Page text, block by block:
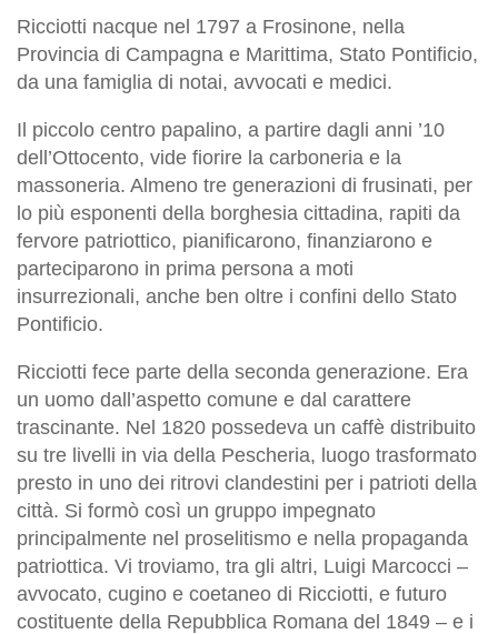
Ricciotti nacque nel 1797 a Frosinone, nella
Provincia di Campagna e Marittima, Stato Pontificio,
da una famiglia di notai, avvocati e medici.
Il piccolo centro papalino, a partire dagli anni ’10
dell’Ottocento, vide fiorire la carboneria e la
massoneria. Almeno tre generazioni di frusinati, per
lo più esponenti della borghesia cittadina, rapiti da
fervore patriottico, pianificarono, finanziarono e
parteciparono in prima persona a moti
insurrezionali, anche ben oltre i confini dello Stato
Pontificio.
Ricciotti fece parte della seconda generazione. Era
un uomo dall’aspetto comune e dal carattere
trascinante. Nel 1820 possedeva un caffè distribuito
su tre livelli in via della Pescheria, luogo trasformato
presto in uno dei ritrovi clandestini per i patrioti della
città. Si formò così un gruppo impegnato
principalmente nel proselitismo e nella propaganda
patriottica. Vi troviamo, tra gli altri, Luigi Marcocci –
avvocato, cugino e coetaneo di Ricciotti, e futuro
costituente della Repubblica Romana del 1849 – e i